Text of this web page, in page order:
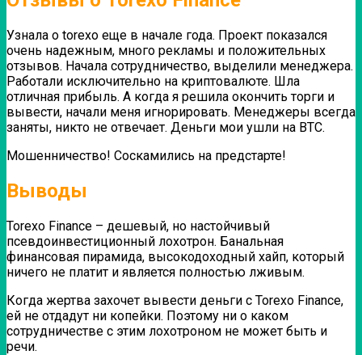
Узнала о torexo еще в начале года. Проект показался
очень надежным, много рекламы и положительных
отзывов. Начала сотрудничество, выделили менеджера.
Работали исключительно на криптовалюте. Шла
отличная прибыль. А когда я решила окончить торги и
вывести, начали меня игнорировать. Менеджеры всегда
заняты, никто не отвечает. Деньги мои ушли на BTC.
Мошенничество! Соскамились на предстарте!
Выводы
Torexo Finance – дешевый, но настойчивый
псевдоинвестиционный лохотрон. Банальная
финансовая пирамида, высокодоходный хайп, который
ничего не платит и является полностью лживым.
Когда жертва захочет вывести деньги с Torexo Finance,
ей не отдадут ни копейки. Поэтому ни о каком
сотрудничестве с этим лохотроном не может быть и
речи.